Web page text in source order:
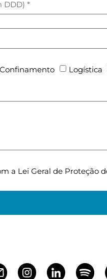
Confinamento Logística
a Lei Geral de Proteção